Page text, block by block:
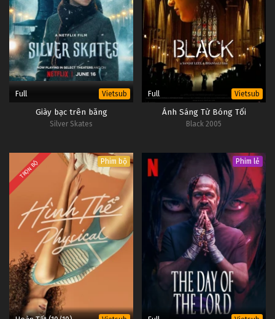
Full Vietsub
Giày bạc trên băng
Silver Skates
Full Vietsub
Ánh Sáng Từ Bóng Tối
Black 2005
TRỌN BỘ Phim bộ Phim lẻ